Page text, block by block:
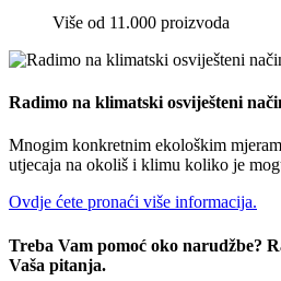
Više od 11.000 proizvoda
Radimo na klimatski osviješteni
Mnogim konkretnim ekološkim
utjecaja na okoliš i klimu koliko je
Ovdje ćete pronaći više informacija.
Treba Vam pomoć oko narudžbe?
Vaša pitanja.